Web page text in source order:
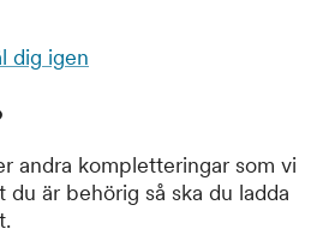
dig igen
andra kompletteringar som vi
är behörig så ska du ladda